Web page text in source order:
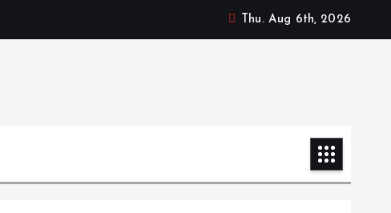
Thu. Aug 6th, 2026